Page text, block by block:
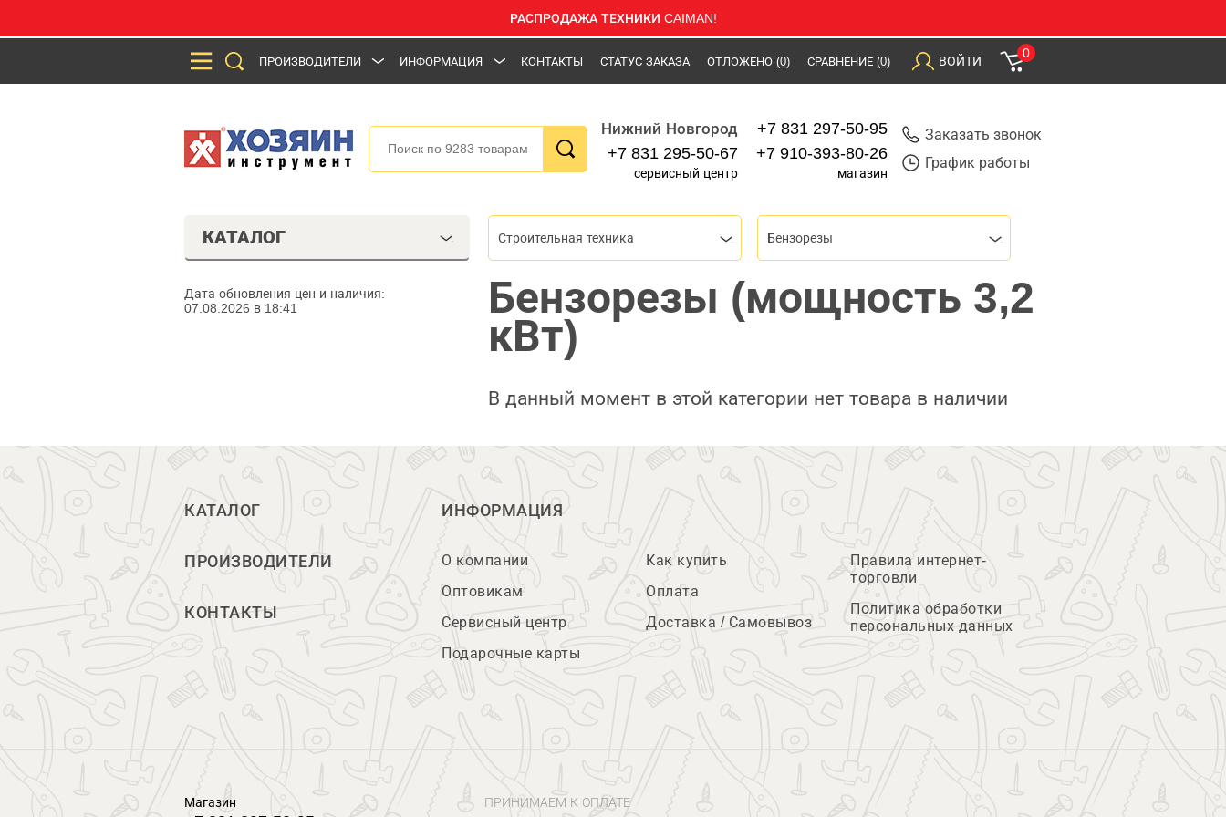
РАСПРОДАЖА ТЕХНИКИ CAIMAN!
ПРОИЗВОДИТЕЛИ ИНФОРМАЦИЯ КОНТАКТЫ СТАТУС ЗАКАЗА ОТЛОЖЕНО (0) СРАВНЕНИЕ (0) ВОЙТИ
0
Нижний Новгород
+7 831 295-50-67
сервисный центр
+7 831 297-50-95
+7 910-393-80-26
магазин
Заказать звонок
График работы
КАТАЛОГ
Дата обновления цен и наличия:
07.08.2026 в 18:41
Строительная техника Бензорезы
Бензорезы (мощность 3,2
кВт)
В данный момент в этой категории нет товара в наличии
КАТАЛОГ
ПРОИЗВОДИТЕЛИ
КОНТАКТЫ
ИНФОРМАЦИЯ
О компании
Оптовикам
Сервисный центр
Подарочные карты
Как купить
Оплата
Доставка / Самовывоз
Правила интернет-
торговли
Политика обработки
персональных данных
Магазин ПРИНИМАЕМ К ОПЛАТЕ